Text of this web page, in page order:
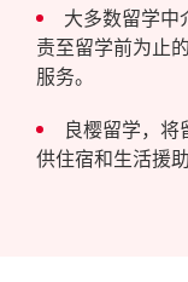
大多数留学中
责至留学前为止
服务。
良樱留学，将
供住宿和生活援